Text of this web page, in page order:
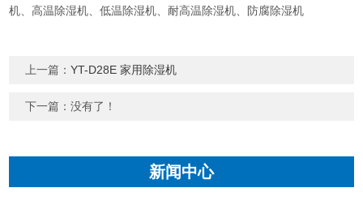
机、高温除湿机、低温除湿机、耐高温除湿机、防腐除湿机
上一篇：YT-D28E 家用除湿机
下一篇：没有了！
新闻中心